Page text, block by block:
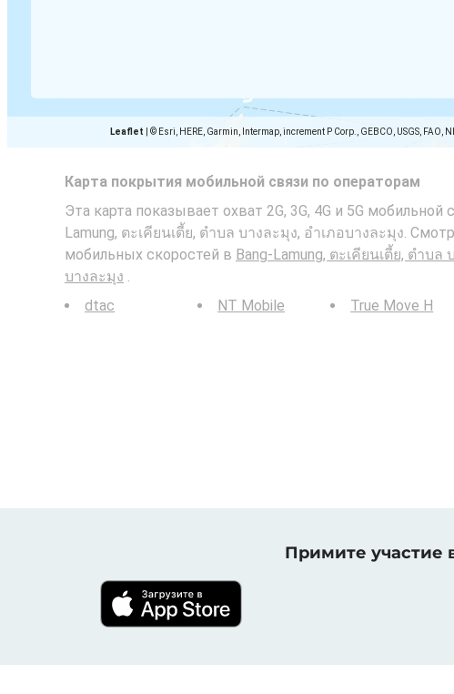
Leaflet © Esri, HERE, Garmin, Intermap, increment P Corp., GEBCO, USGS,
Карта покрытия мобильной связи по операторам
Эта карта показывает охват 2G, 3G, 4G и 5G мобильной
Lamung, ตะเคียนเตี้ย, ตำบล บางละมุง, อำเภอบางละมุง.
мобильных скоростей в Bang-Lamung, ตะเคียนเตี้ย, ตำบล
บางละมุง .
dtac
NT Mobile True Move H
Примите участие